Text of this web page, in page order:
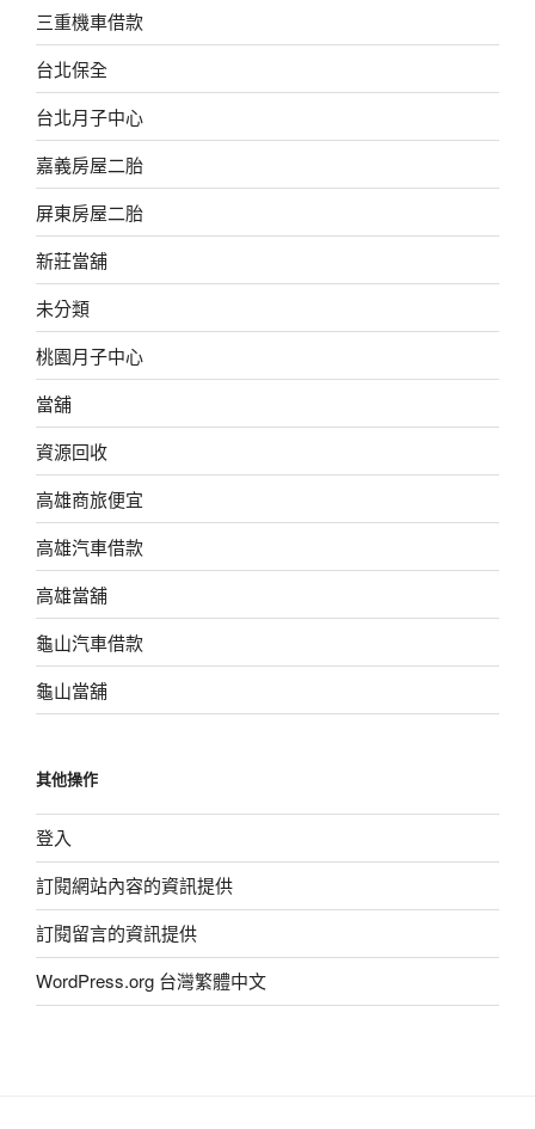
三重機車借款
台北保全
台北月子中心
嘉義房屋二胎
屏東房屋二胎
新莊當舖
未分類
桃園月子中心
當舖
資源回收
高雄商旅便宜
高雄汽車借款
高雄當舖
龜山汽車借款
龜山當舖
其他操作
登入
訂閱網站內容的資訊提供
訂閱留言的資訊提供
WordPress.org 台灣繁體中文